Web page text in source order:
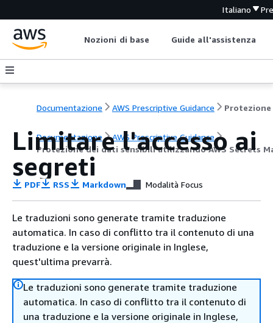
Italiano
Nozioni di base Guide all'assistenza
Documentazione AWS Prescriptive Guidance
Documentazione
AWS Prescriptive Guidance
Protezione dei dati sensibili utilizzando AWS Secrets
Limitare l'accesso ai
segreti
PDF RSS Markdown Modalità Focus
Le traduzioni sono generate tramite traduzione
automatica. In caso di conflitto tra il contenuto di una
traduzione e la versione originale in Inglese,
quest'ultima prevarrà.
Le traduzioni sono generate tramite traduzione
automatica. In caso di conflitto tra il contenuto di
una traduzione e la versione originale in Inglese,